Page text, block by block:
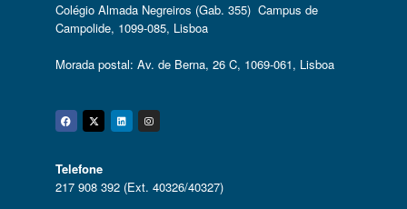
Colégio Almada Negreiros (Gab. 355) Campus de
Campolide, 1099-085, Lisboa
Morada postal: Av. de Berna, 26 C, 1069-061, Lisboa
Facebook
Twitter
Linkedin
Instagram
Telefone
217 908 392 (Ext. 40326/40327)